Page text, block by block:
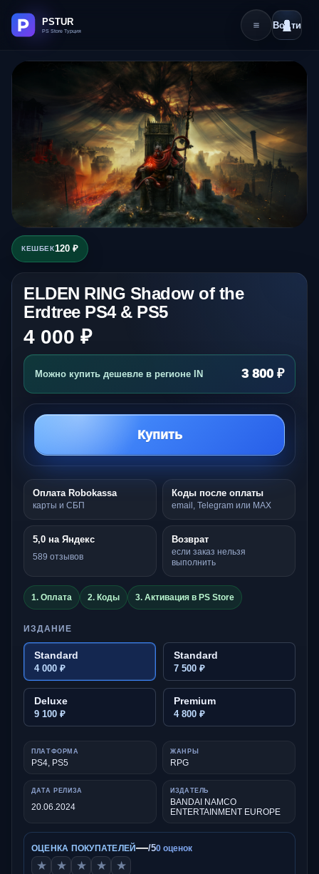
Войти
КЕШБЕК120 ₽
ELDEN RING Shadow of the
Erdtree PS4 & PS5
4 000 ₽
Можно купить дешевле в регионе IN 3 800 ₽
Купить
Оплата Robokassa
карты и СБП
Коды после оплаты
email, Telegram или MAX
5,0 на Яндекс
589 отзывов
Возврат
если заказ нельзя
выполнить
1. Оплата 2. Коды 3. Активация в PS Store
ИЗДАНИЕ
Standard
4 000 ₽
Standard
7 500 ₽
Deluxe
9 100 ₽
Premium
4 800 ₽
ПЛАТФОРМА
PS4, PS5
ЖАНРЫ
RPG
ДАТА РЕЛИЗА
20.06.2024
ИЗДАТЕЛЬ
BANDAI NAMCO
ENTERTAINMENT EUROPE
ОЦЕНКА ПОКУПАТЕЛЕЙ—/50 оценок
★ ★ ★ ★ ★